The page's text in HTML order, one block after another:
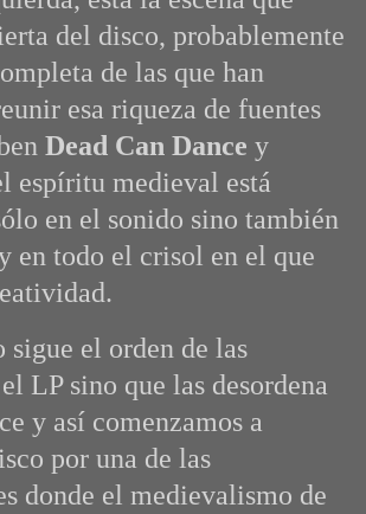
del disco, probablemente
de las que han
esa riqueza de fuentes
Dead Can Dance y
espíritu medieval está
en el sonido sino también
en todo el crisol en el que
el orden de las
LP sino que las desordena
y así comenzamos a
por una de las
donde el medievalismo de